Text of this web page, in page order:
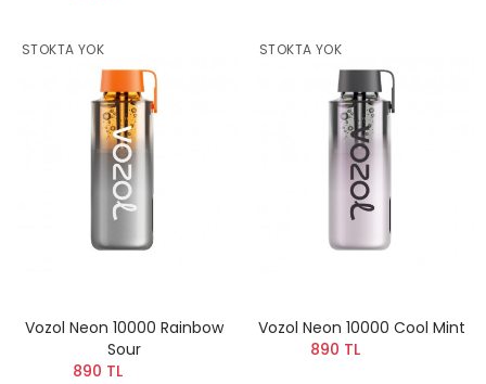
STOKTA YOK
Vozol Neon 10000 Rainbow
Sour
890 TL
STOKTA YOK
Vozol Neon 10000 Cool Mint
890 TL